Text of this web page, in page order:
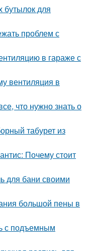
бутылок для
проблем с
в гараже с
вентиляция в
что нужно знать о
табурет из
Почему стоит
для бани своими
большой пены в
с подъемным